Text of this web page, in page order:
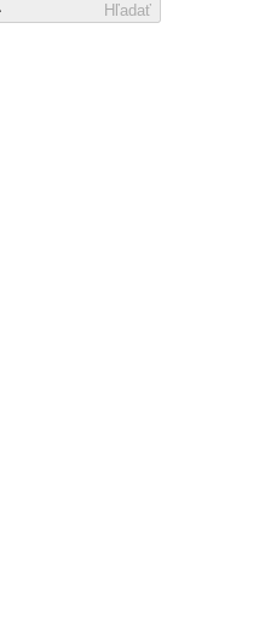
Hľadať